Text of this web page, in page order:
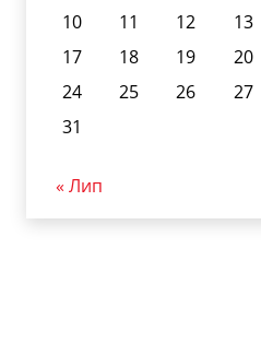
10
11 12 13
17
18 19 20
24
25 26 27
31
« Лип